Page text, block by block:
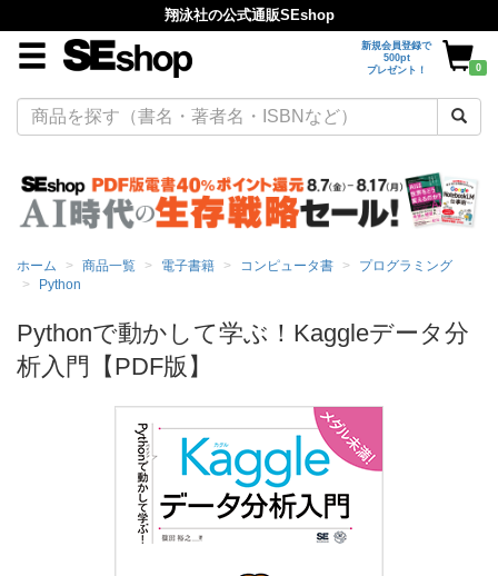
翔泳社の公式通販SEshop
新規会員登録で
500pt
プレゼント！
0
ホーム 商品一覧 電子書籍 コンピュータ書
プログラミング
Python
Pythonで動かして学ぶ！Kaggleデータ分
析入門【PDF版】